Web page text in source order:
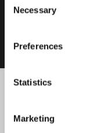
Selection
Necessary
Preferences
Statistics
Marketing
technischen
die Arbeitswelt
Comperi Sie hierbei